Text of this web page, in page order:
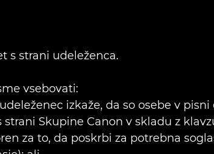
s strani udeleženca.
vsebovati:
izkaže, da so osebe v
Skupine Canon v skladu z
za to, da poskrbi za potrebna